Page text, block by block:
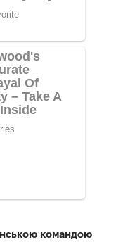
командою